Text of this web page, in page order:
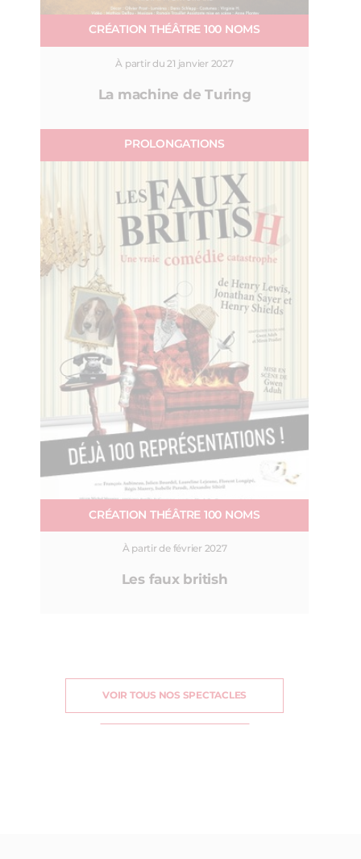
CRÉATION THÉÂTRE 100 NOMS
À partir du 21 janvier 2027
La machine de Turing
PROLONGATIONS
CRÉATION THÉÂTRE 100 NOMS
À partir de février 2027
Les faux british
VOIR TOUS NOS SPECTACLES